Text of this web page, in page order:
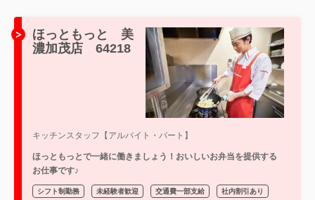
ほっともっと 美
濃加茂店 64218
キッチンスタッフ【アルバイト・パート】
ほっともっとで一緒に働きましょう！おいしいお弁当を提供する
お仕事です♪
シフト制勤務 未経験者歓迎 交通費一部支給 社内割引あり